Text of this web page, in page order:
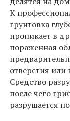
К
грунтовка
проникает в
пораженная
отверстия или
Средство
после чего
разрушается